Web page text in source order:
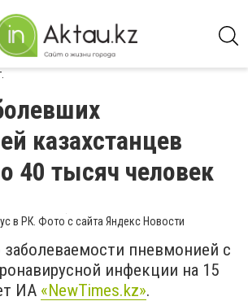
казахстанцев
40 тысяч человек
в РК. Фото с сайта Яндекс Новости
пневмонией с
инфекции на 15
ИА «NewTimes.kz».